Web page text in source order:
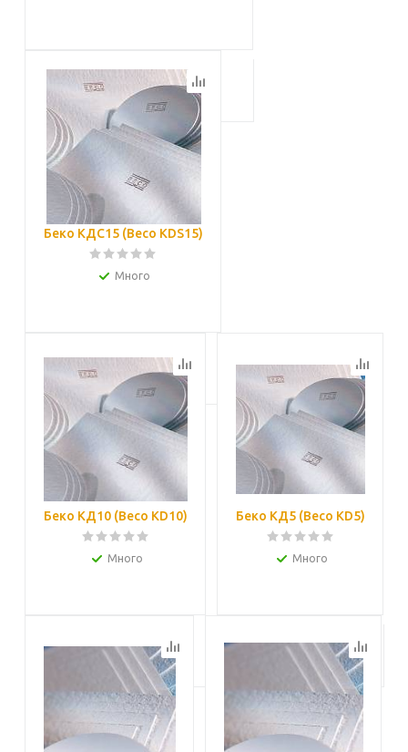
Подробнее
Беко КДС15 (Beco KDS15)
Много
Подробнее
Беко КД10 (Beco KD10)
Много
Подробнее
Беко КД5 (Beco KD5)
Много
Подробнее